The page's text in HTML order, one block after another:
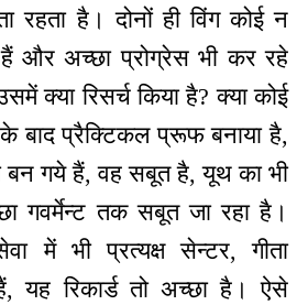
रहता है। दोनों ही विंग कोई न
और अच्छा प्रोग्रेस भी कर रहे
क्या रिसर्च किया है? क्या कोई
बाद प्रैक्टिकल प्रूफ बनाया है,
बन गये हैं, वह सबूत है, यूथ का भी
गवर्मेन्ट तक सबूत जा रहा है।
में भी प्रत्यक्ष सेन्टर, गीता
यह रिकार्ड तो अच्छा है। ऐसे